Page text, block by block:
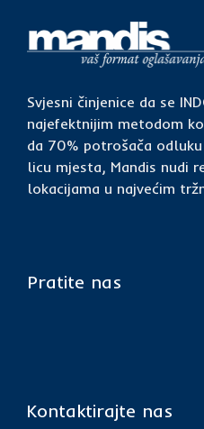
Svjesni činjenice da se
najefektnijim metodom
da 70% potrošača
licu mjesta, Mandis nudi
lokacijama u najvećim
Pratite nas
Kontaktirajte nas